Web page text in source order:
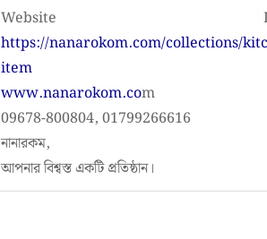
Website
https://nanarokom.com/collections/
item
www.nanarokom.com
09678-800804, 01799266616
নানারকম,
আপনার বিশ্বস্ত একটি প্রতিষ্ঠান।